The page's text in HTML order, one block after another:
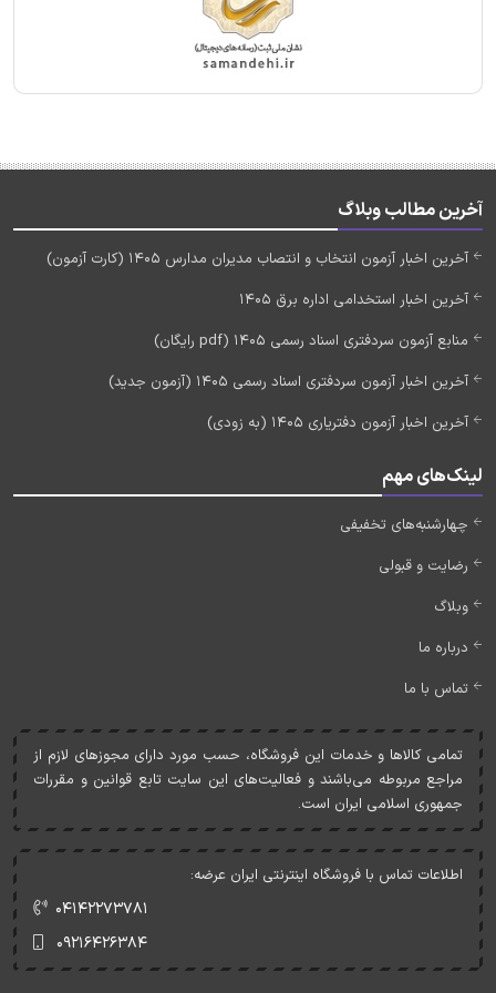
آخرین مطالب وبلاگ
آخرین اخبار آزمون انتخاب و انتصاب مدیران مدارس 1405 (کارت آزمون)
آخرین اخبار استخدامی اداره برق 1405
منابع آزمون سردفتری اسناد رسمی 1405 (pdf رایگان)
آخرین اخبار آزمون سردفتری اسناد رسمی 1405 (آزمون جدید)
آخرین اخبار آزمون دفتریاری 1405 (به زودی)
لینک‌های مهم
چهارشنبه‌های تخفیفی
رضایت و قبولی
وبلاگ
درباره ما
تماس با ما
تمامی کالاها و خدمات اين فروشگاه، حسب مورد دارای مجوزهای لازم از
مراجع مربوطه می‌باشند و فعاليت‌های اين سايت تابع قوانين و مقررات
جمهوری اسلامی ايران است.
اطلاعات تماس با فروشگاه اینترنتی ایران عرضه:
۰۴۱۴۲۲۷۳۷۸۱
۰۹۲۱۶۴۲۶۳۸۴